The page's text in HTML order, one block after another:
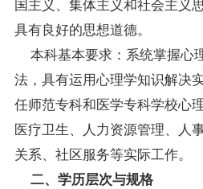
具有良好的思想道德。
本科基本要求：系统掌握心
法，具有运用心理学知识解决
任师范专科和医学专科学校心
医疗卫生、人力资源管理、人
关系、社区服务等实际工作。
二、学历层次与规格